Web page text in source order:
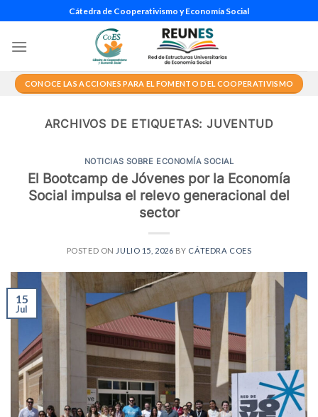
al
contenido
Cátedra de Cooperativismo y Economía Social
CONOCE LAS ACCIONES PARA EL FOMENTO DEL COOPERATIVISMO
ARCHIVOS DE ETIQUETAS: JUVENTUD
NOTICIAS SOBRE ECONOMÍA SOCIAL
El Bootcamp de Jóvenes por la Economía
Social impulsa el relevo generacional del
sector
POSTED ON JULIO 15, 2026 BY CÁTEDRA COES
15
Jul